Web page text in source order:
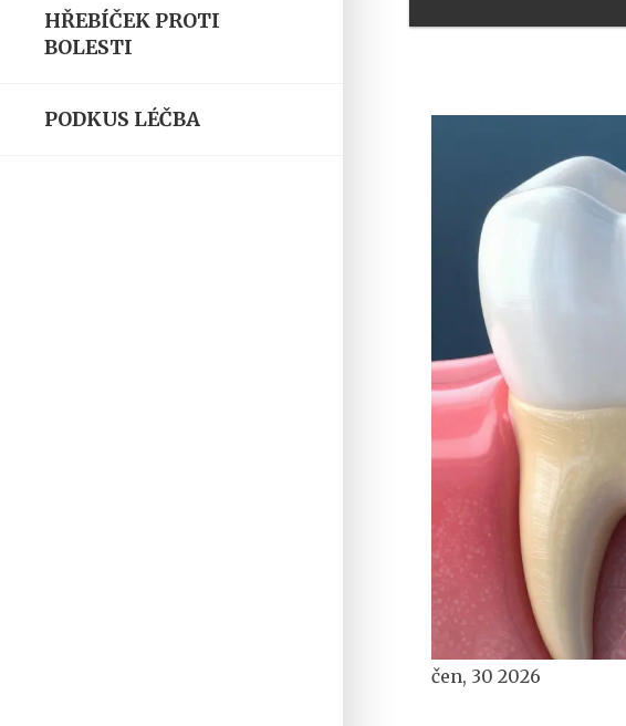
HŘEBÍČEK PROTI
BOLESTI
PODKUS LÉČBA
čen, 30 2026